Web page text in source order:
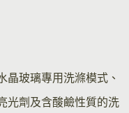
晶玻璃專用洗滌模式、
光劑及含酸鹼性質的洗